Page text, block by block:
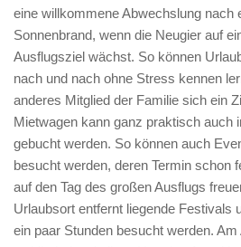
eine willkommene Abwechslung nach
Sonnenbrand, wenn die Neugier auf
Ausflugsziel wächst. So können
nach und nach ohne Stress kennen
anderes Mitglied der Familie sich ein
Mietwagen kann ganz praktisch auch
gebucht werden. So können auch
besucht werden, deren Termin schon
auf den Tag des großen Ausflugs
Urlaubsort entfernt liegende Festivals
ein paar Stunden besucht werden.